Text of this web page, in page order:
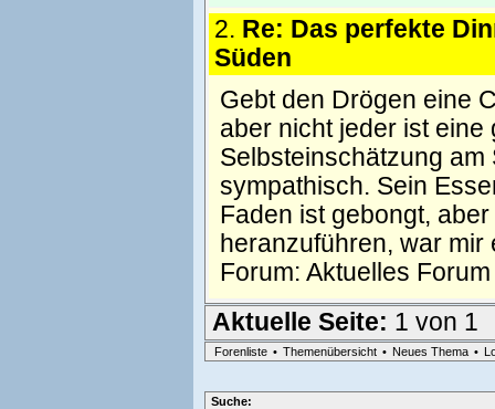
2. Re: Das perfekte
Süden
Gebt den Drögen eine
aber nicht jeder ist
Selbsteinschätzung
sympathisch. Sein
Faden ist gebongt,
heranzuführen, war
Forum: Aktuelles Forum
Aktuelle Seite: 1 von 1
Forenliste • Themenübersicht • Neues Thema •
Suche: